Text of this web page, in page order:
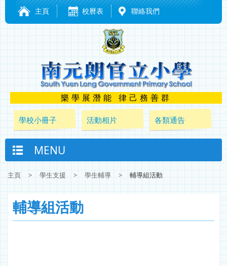
主頁 校曆表 聯絡我們
樂學展潛能 律己務善群
學校小冊子 活動相片 各類通告
MENU
主頁 > 學生支援 > 學生輔導 > 輔導組活動
輔導組活動